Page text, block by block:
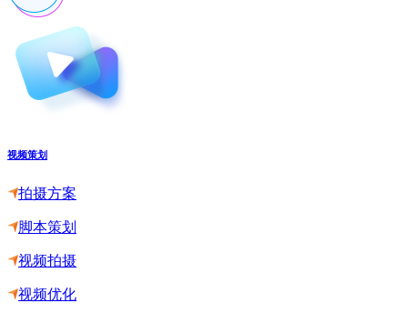
视频策划
拍摄方案
脚本策划
视频拍摄
视频优化